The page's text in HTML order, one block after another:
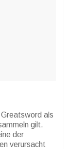
als
gilt.
der
verursacht